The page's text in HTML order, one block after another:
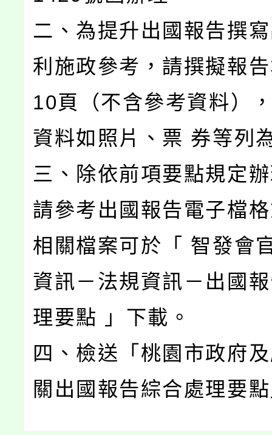
二、為提升出國報告撰
利施政參考，請撰擬報
10頁（不含參考資料）
資料如照片、票 券等列
三、除依前項要點規定
請參考出國報告電子檔
相關檔案可於「 智發會
資訊－法規資訊－出國
理要點 」下載。
四、檢送「桃園市政府
關出國報告綜合處理要